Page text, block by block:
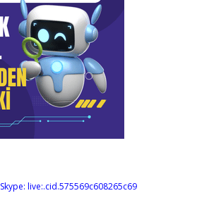
Skype: live:.cid.575569c608265c69